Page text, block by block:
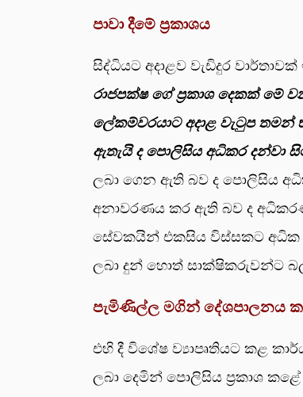
පාවා දීමේ ප්‍රකාශය
සිද්ධියට අදාළව වැඩිදුර
රාජපක්ෂ ගේ ප්‍රකාශ දෙකක් මේ
ලේකම්වරයාට අදාළ වැටුප තමන්
ඇතැයි ද පොලිසිය අධිකර දන්වා
ලබා ගෙන ඇති බව ද පොලිසිය
අනාවරණය කර ඇති බව ද
සේවකයින් එකසිය විස්සකට අධික
ලබා දුන් හොත් සාක්ෂිකරුවන්ට
පැමිණිල්ල මගින් දේශපාලනය
එහි දී විශේෂ ව්‍යාපෘතියට කළ
ලබා දෙමින් පොලිසිය ප්‍රකාශ